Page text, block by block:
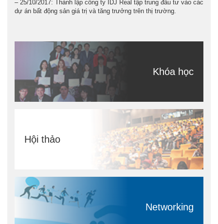
– 25/10/2017: Thành lập công ty IDJ Real tập trung đầu tư vào các
dự án bất động sản giá trị và tăng trưởng trên thị trường.
Khóa học
Hội thảo
Networking